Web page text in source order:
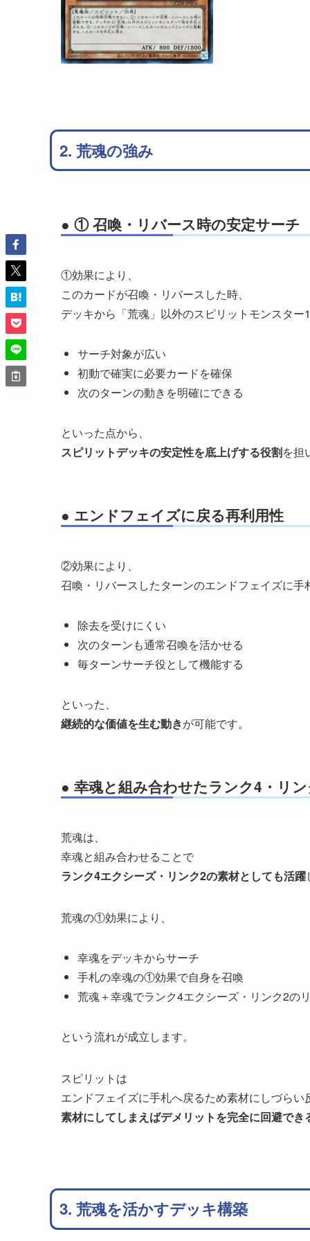
2. 荒魂の強み
● ① 召喚・リバース時の安定サーチ
①効果により、
このカードが召喚・リバースした時、
デッキから「荒魂」以外のスピリットモンスター
サーチ対象が広い
初動で確実に必要カードを確保
次のターンの動きを明確にできる
といった点から、
スピリットデッキの安定性を底上げする役割を担
● エンドフェイズに戻る再利用性
②効果により、
召喚・リバースしたターンのエンドフェイズに手
除去を受けにくい
次のターンも通常召喚を活かせる
毎ターンサーチ役として機能する
といった、
継続的な価値を生む動きが可能です。
● 幸魂と組み合わせたランク4・リ
荒魂は、
幸魂と組み合わせることで
ランク4エクシーズ・リンク2の素材としても活躍
荒魂の①効果により、
幸魂をデッキからサーチ
手札の幸魂の①効果で自身を召喚
荒魂＋幸魂でランク4エクシーズ・リンク2の
という流れが成立します。
スピリットは
エンドフェイズに手札へ戻るため素材にしづらい
素材にしてしまえばデメリットを完全に回避でき
3. 荒魂を活かすデッキ構築